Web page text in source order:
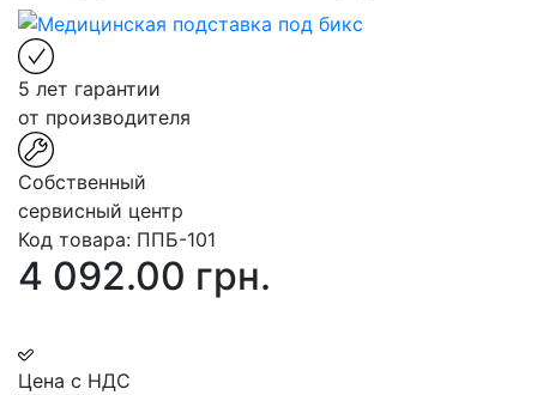
5 лет гарантии
от производителя
Собственный
сервисный центр
Код товара: ППБ-101
4 092.00 грн.
Цена с НДС